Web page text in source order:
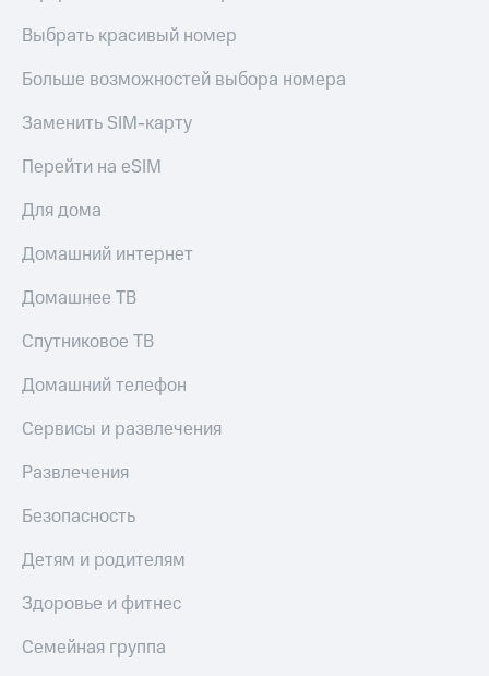
Выбрать красивый номер
Больше возможностей выбора номера
Заменить SIM-карту
Перейти на eSIM
Для дома
Домашний интернет
Домашнее ТВ
Спутниковое ТВ
Домашний телефон
Сервисы и развлечения
Развлечения
Безопасность
Детям и родителям
Здоровье и фитнес
Семейная группа